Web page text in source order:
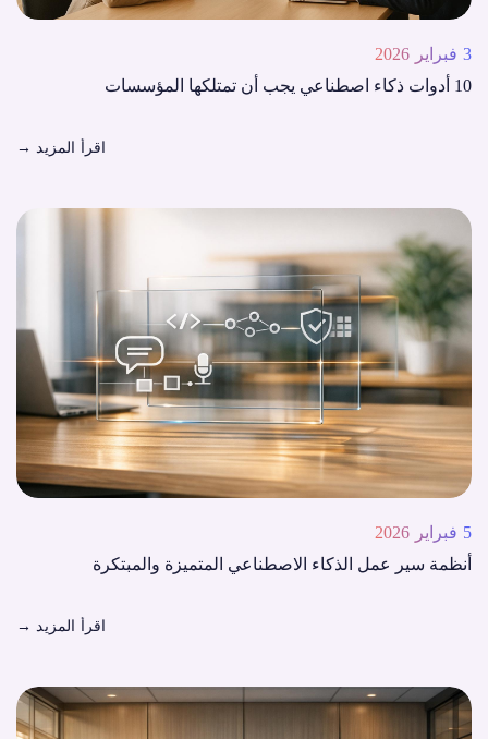
3 فبراير 2026
10 أدوات ذكاء اصطناعي يجب أن تمتلكها المؤسسات
اقرأ المزيد →
5 فبراير 2026
أنظمة سير عمل الذكاء الاصطناعي المتميزة والمبتكرة
اقرأ المزيد →